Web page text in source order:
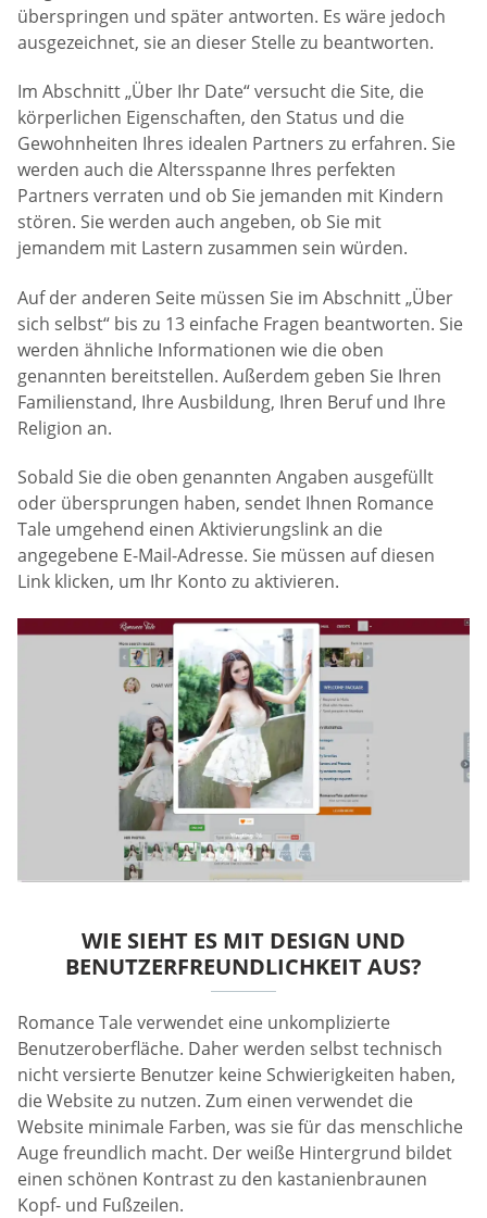
überspringen und später antworten. Es wäre jedoch
ausgezeichnet, sie an dieser Stelle zu beantworten.
Im Abschnitt „Über Ihr Date“ versucht die Site, die
körperlichen Eigenschaften, den Status und die
Gewohnheiten Ihres idealen Partners zu erfahren. Sie
werden auch die Altersspanne Ihres perfekten
Partners verraten und ob Sie jemanden mit Kindern
stören. Sie werden auch angeben, ob Sie mit
jemandem mit Lastern zusammen sein würden.
Auf der anderen Seite müssen Sie im Abschnitt „Über
sich selbst“ bis zu 13 einfache Fragen beantworten. Sie
werden ähnliche Informationen wie die oben
genannten bereitstellen. Außerdem geben Sie Ihren
Familienstand, Ihre Ausbildung, Ihren Beruf und Ihre
Religion an.
Sobald Sie die oben genannten Angaben ausgefüllt
oder übersprungen haben, sendet Ihnen Romance
Tale umgehend einen Aktivierungslink an die
angegebene E-Mail-Adresse. Sie müssen auf diesen
Link klicken, um Ihr Konto zu aktivieren.
WIE SIEHT ES MIT DESIGN UND
BENUTZERFREUNDLICHKEIT AUS?
Romance Tale verwendet eine unkomplizierte
Benutzeroberfläche. Daher werden selbst technisch
nicht versierte Benutzer keine Schwierigkeiten haben,
die Website zu nutzen. Zum einen verwendet die
Website minimale Farben, was sie für das menschliche
Auge freundlich macht. Der weiße Hintergrund bildet
einen schönen Kontrast zu den kastanienbraunen
Kopf- und Fußzeilen.